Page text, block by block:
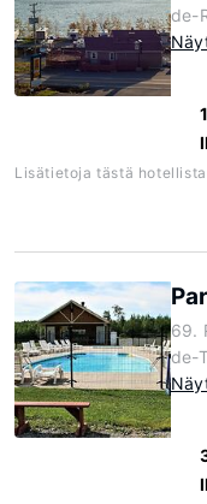
de-
Lisätietoja tästä
69.
de-